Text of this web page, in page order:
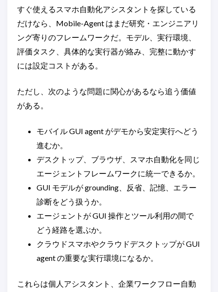
すぐ使えるスマホ自動化アシスタントを探している
だけなら、Mobile-Agent はまだ研究・エンジニアリ
ング寄りのフレームワークだ。モデル、実行環境、
評価タスク、具体的な実行器が絡み、完整に動かす
には設定コストがある。
ただし、次のような問題に関心があるなら追う価値
がある。
モバイル GUI agent がデモから安定実行へどう
進むか。
デスクトップ、ブラウザ、スマホ自動化を同じ
エージェントフレームワークに統一できるか。
GUI モデルが grounding、反省、記憶、エラー
診断をどう扱うか。
エージェントが GUI 操作とツール利用の間で
どう経路を選ぶか。
クラウドスマホやクラウドデスクトップが GUI
agent の重要な実行環境になるか。
これらは個人アシスタント、企業ワークフロー自動